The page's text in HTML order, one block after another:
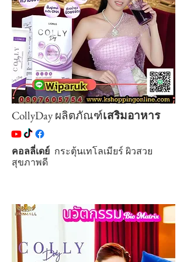
CollyDay ผลิตภัณฑ์เสริมอาหาร
คอลลี่เดย์ กระตุ้นเทโลเมียร์ ผิวสวย
สุขภาพดี